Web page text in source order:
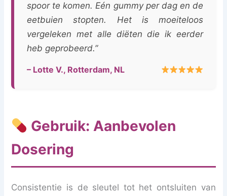
spoor te komen. Eén gummy per dag en de
eetbuien stopten. Het is moeiteloos
vergeleken met alle diëten die ik eerder
heb geprobeerd.”
– Lotte V., Rotterdam, NL
Gebruik: Aanbevolen
Dosering
Consistentie is de sleutel tot het ontsluiten van